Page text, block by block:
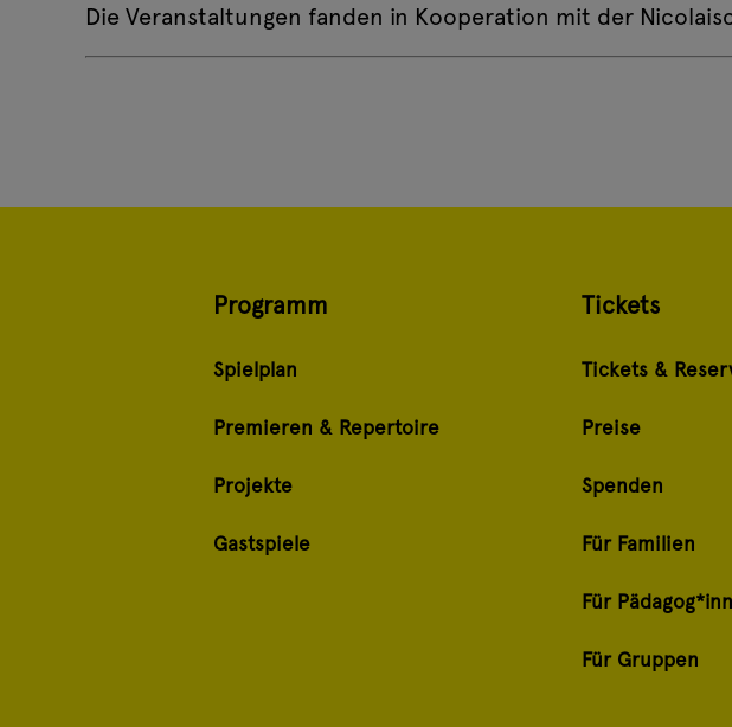
Die Veranstaltungen fanden in Kooperation mit der
Programm
Spielplan
Premieren & Repertoire
Projekte
Gastspiele
Tickets
Tickets &
Preise
Spenden
Für Familien
Für
Für Gruppen